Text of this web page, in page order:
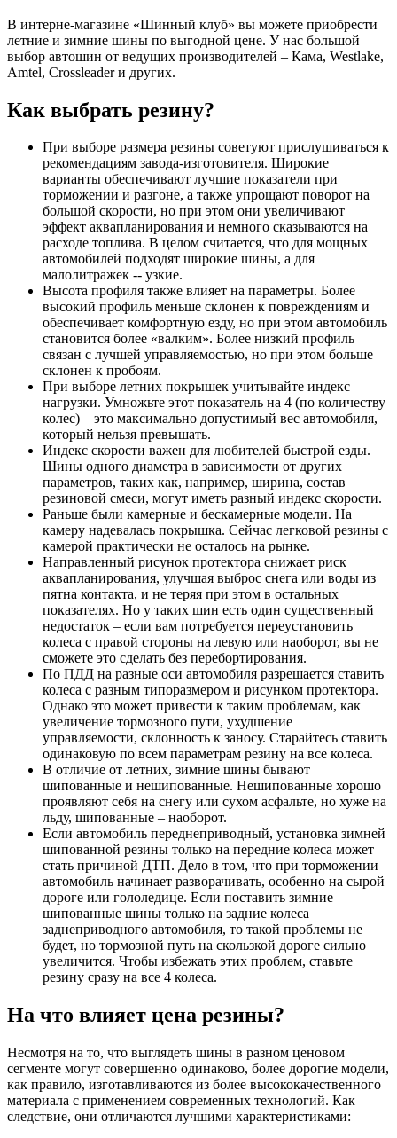
В интерне-магазине «Шинный клуб» вы можете приобрести
летние и зимние шины по выгодной цене. У нас большой
выбор автошин от ведущих производителей – Кама, Westlake,
Amtel, Crossleader и других.
Как выбрать резину?
При выборе размера резины советуют прислушиваться к
рекомендациям завода-изготовителя. Широкие
варианты обеспечивают лучшие показатели при
торможении и разгоне, а также упрощают поворот на
большой скорости, но при этом они увеличивают
эффект аквапланирования и немного сказываются на
расходе топлива. В целом считается, что для мощных
автомобилей подходят широкие шины, а для
малолитражек -- узкие.
Высота профиля также влияет на параметры. Более
высокий профиль меньше склонен к повреждениям и
обеспечивает комфортную езду, но при этом автомобиль
становится более «валким». Более низкий профиль
связан с лучшей управляемостью, но при этом больше
склонен к пробоям.
При выборе летних покрышек учитывайте индекс
нагрузки. Умножьте этот показатель на 4 (по количеству
колес) – это максимально допустимый вес автомобиля,
который нельзя превышать.
Индекс скорости важен для любителей быстрой езды.
Шины одного диаметра в зависимости от других
параметров, таких как, например, ширина, состав
резиновой смеси, могут иметь разный индекс скорости.
Раньше были камерные и бескамерные модели. На
камеру надевалась покрышка. Сейчас легковой резины с
камерой практически не осталось на рынке.
Направленный рисунок протектора снижает риск
аквапланирования, улучшая выброс снега или воды из
пятна контакта, и не теряя при этом в остальных
показателях. Но у таких шин есть один существенный
недостаток – если вам потребуется переустановить
колеса с правой стороны на левую или наоборот, вы не
сможете это сделать без перебортирования.
По ПДД на разные оси автомобиля разрешается ставить
колеса с разным типоразмером и рисунком протектора.
Однако это может привести к таким проблемам, как
увеличение тормозного пути, ухудшение
управляемости, склонность к заносу. Старайтесь ставить
одинаковую по всем параметрам резину на все колеса.
В отличие от летних, зимние шины бывают
шипованные и нешипованные. Нешипованные хорошо
проявляют себя на снегу или сухом асфальте, но хуже на
льду, шипованные – наоборот.
Если автомобиль переднеприводный, установка зимней
шипованной резины только на передние колеса может
стать причиной ДТП. Дело в том, что при торможении
автомобиль начинает разворачивать, особенно на сырой
дороге или гололедице. Если поставить зимние
шипованные шины только на задние колеса
заднеприводного автомобиля, то такой проблемы не
будет, но тормозной путь на скользкой дороге сильно
увеличится. Чтобы избежать этих проблем, ставьте
резину сразу на все 4 колеса.
На что влияет цена резины?
Несмотря на то, что выглядеть шины в разном ценовом
сегменте могут совершенно одинаково, более дорогие модели,
как правило, изготавливаются из более высококачественного
материала с применением современных технологий. Как
следствие, они отличаются лучшими характеристиками: